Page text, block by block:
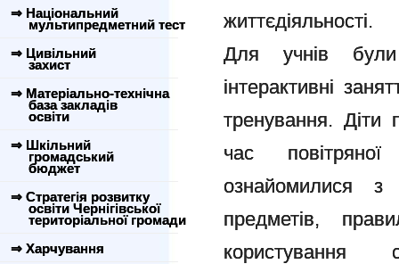
⇒ Національний
мультипредметний тест
⇒ Цивільний
захист
⇒ Матеріально-технічна
база закладів
освіти
⇒ Шкільний
громадський
бюджет
⇒ Стратегія розвитку
освіти Чернігівської
територіальної громади
⇒ Харчування
життєдіяльності.
Для учнів були
інтерактивні
тренування. Діти
час
ознайомилися з
предметів,